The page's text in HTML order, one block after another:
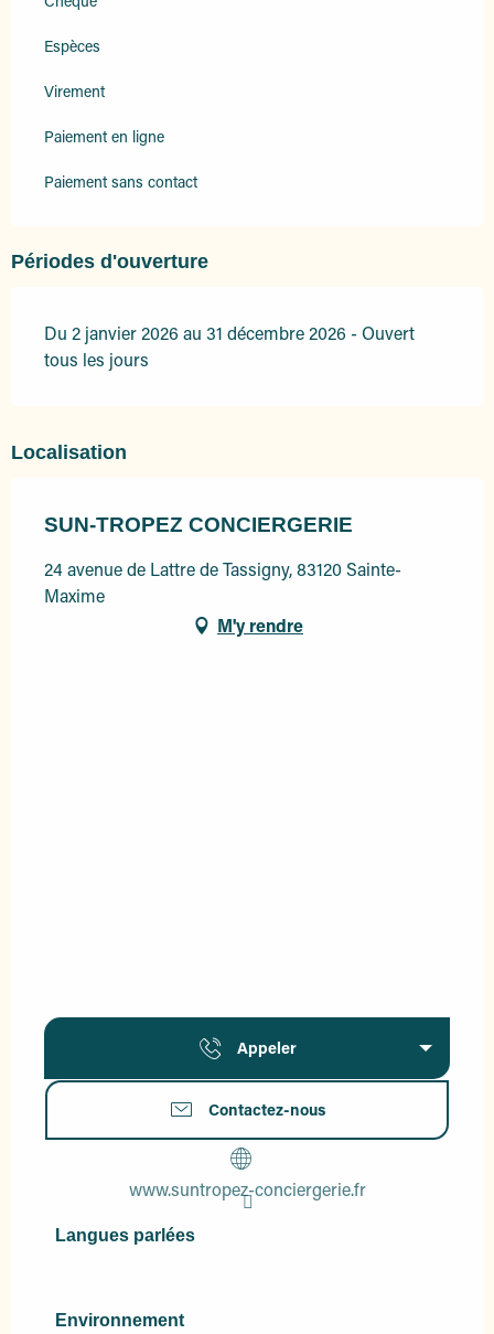
Espèces
Virement
Paiement en ligne
Paiement sans contact
Périodes d'ouverture
Du 2 janvier 2026 au 31 décembre 2026 - Ouvert
tous les jours
Localisation
SUN-TROPEZ CONCIERGERIE
24 avenue de Lattre de Tassigny, 83120 Sainte-
Maxime
M'y rendre
Appeler
Contactez-nous
www.suntropez-conciergerie.fr
Langues parlées
Langues parlées
Environnement
Environnement